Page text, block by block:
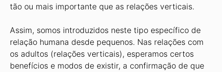
tão ou mais importante que as relações verticais.
Assim, somos introduzidos neste tipo específico de
relação humana desde pequenos. Nas relações com
os adultos (relações verticais), esperamos certos
benefícios e modos de existir, a confirmação de que